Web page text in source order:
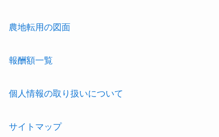
農地転用の図面
報酬額一覧
個人情報の取り扱いについて
サイトマップ